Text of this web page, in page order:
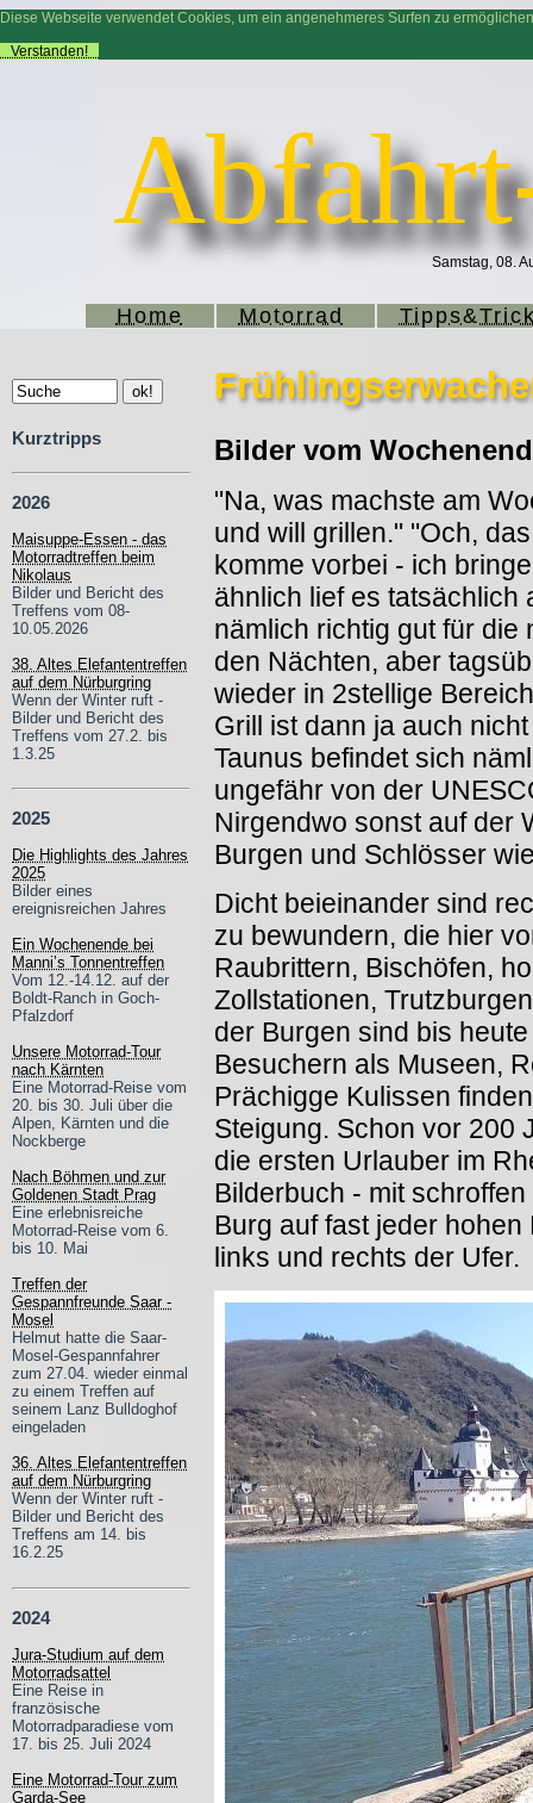
Diese Webseite verwendet Cookies, um ein angenehmeres Surfen zu
Verstanden!
Samstag, 08.
Home Motorrad
Kurztripps
2026
Maisuppe-Essen - das
Motorradtreffen beim
Nikolaus
Bilder und Bericht des
Treffens vom 08-
10.05.2026
38. Altes Elefantentreffen
auf dem Nürburgring
Wenn der Winter ruft -
Bilder und Bericht des
Treffens vom 27.2. bis
1.3.25
2025
Die Highlights des Jahres
2025
Bilder eines
ereignisreichen Jahres
Ein Wochenende bei
Manni’s Tonnentreffen
Vom 12.-14.12. auf der
Boldt-Ranch in Goch-
Pfalzdorf
Unsere Motorrad-Tour
nach Kärnten
Eine Motorrad-Reise vom
20. bis 30. Juli über die
Alpen, Kärnten und die
Nockberge
Nach Böhmen und zur
Goldenen Stadt Prag
Eine erlebnisreiche
Motorrad-Reise vom 6.
bis 10. Mai
Treffen der
Gespannfreunde Saar -
Mosel
Helmut hatte die Saar-
Mosel-Gespannfahrer
zum 27.04. wieder einmal
zu einem Treffen auf
seinem Lanz Bulldoghof
eingeladen
36. Altes Elefantentreffen
auf dem Nürburgring
Wenn der Winter ruft -
Bilder und Bericht des
Treffens am 14. bis
16.2.25
2024
Jura-Studium auf dem
Motorradsattel
Eine Reise in
französische
Motorradparadiese vom
17. bis 25. Juli 2024
Eine Motorrad-Tour zum
Garda-See
Bilder vom
"Na, was machste am
und will grillen." "Och,
komme vorbei - ich
ähnlich lief es tatsächlich
nämlich richtig gut für die
den Nächten, aber
wieder in 2stellige
Grill ist dann ja auch
Taunus befindet sich
ungefähr von der
Nirgendwo sonst auf der
Burgen und Schlösser
Dicht beieinander sind
zu bewundern, die hier
Raubrittern, Bischöfen,
Zollstationen,
der Burgen sind bis
Besuchern als Museen,
Prächigge Kulissen
Steigung. Schon vor 200
die ersten Urlauber im
Bilderbuch - mit
Burg auf fast jeder
links und rechts der Ufer.